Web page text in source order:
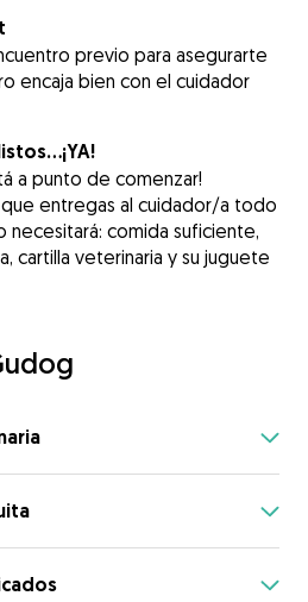
previo para asegurarte
encaja bien con el cuidador
a punto de comenzar!
entregas al cuidador/a todo
necesitará: comida suficiente,
cartilla veterinaria y su juguete